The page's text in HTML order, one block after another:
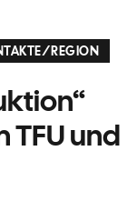
/REGION
und